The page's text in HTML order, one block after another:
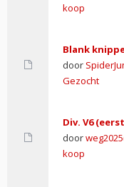
koop
Blank
door
Gezocht
Div. V6
door
koop